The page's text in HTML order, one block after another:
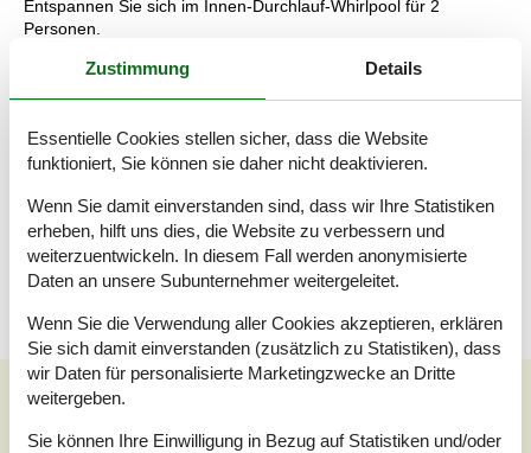
Entspannen Sie sich im Innen-Durchlauf-Whirlpool für 2
Personen.
Multimedien
In der Ferienunterkunft gibt es 1 Fernseher mit Smart-TV.1
Mindestens 4 deutsche Fernsehsender. Es steht kabellose
Internetverbindung zur Verfügung.
Wissenswertes
Keine Vermietung an Jugendgruppen, in denen alle 15-25 Jahre
sind. Rauchen ist nicht zugelassen. Bei Nichtbeachtung dieses
Verbots wird eine Gebühr von mindestens EUR 420,- erhoben.
Unsere Gästebewertungen
Unsere Gästebewertungen Externe Bewertungen
Zustimmung Details
Essentielle Cookies stellen sicher, dass die Website
funktioniert, Sie können sie daher nicht deaktivieren.
Wenn Sie damit einverstanden sind, dass wir Ihre Statistiken
erheben, hilft uns dies, die Website zu verbessern und
weiterzuentwickeln. In diesem Fall werden anonymisierte
Daten an unsere Subunternehmer weitergeleitet.
Wenn Sie die Verwendung aller Cookies akzeptieren, erklären
Sie sich damit einverstanden (zusätzlich zu Statistiken), dass
wir Daten für personalisierte Marketingzwecke an Dritte
weitergeben.
Sie können Ihre Einwilligung in Bezug auf Statistiken und/oder